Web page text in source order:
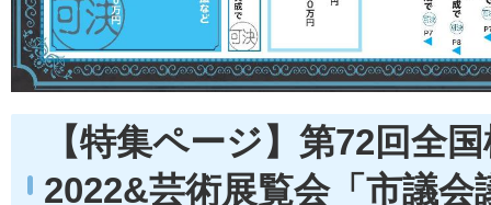
【特集ページ】第72回全
2022&芸術展覧会「市議会